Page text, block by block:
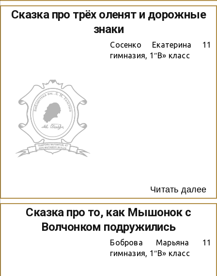
Сказка про трёх оленят и дорожные
знаки
Сосенко Екатерина 11
гимназия, 1″В» класс
Читать далее
Сказка про то, как Мышонок с
Волчонком подружились
Боброва Марьяна 11
гимназия, 1″В» класс